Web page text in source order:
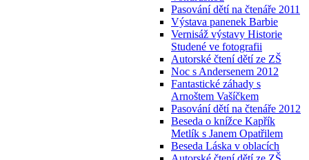
Pasování dětí na čtenáře 2011
Výstava panenek Barbie
Vernisáž výstavy Historie
Studené ve fotografii
Autorské čtení dětí ze ZŠ
Noc s Andersenem 2012
Fantastické záhady s
Arnoštem Vašíčkem
Pasování dětí na čtenáře 2012
Beseda o knížce Kapřík
Metlík s Janem Opatřilem
Beseda Láska v oblacích